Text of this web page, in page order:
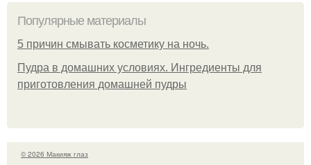
Популярные материалы
5 причин смывать косметику на ночь.
Пудра в домашних условиях. Ингредиенты для
приготовления домашней пудры
© 2026 Макияж глаз